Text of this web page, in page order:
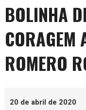
BOLINHA
CORAGEM
ROMERO
20 de abril de 2020